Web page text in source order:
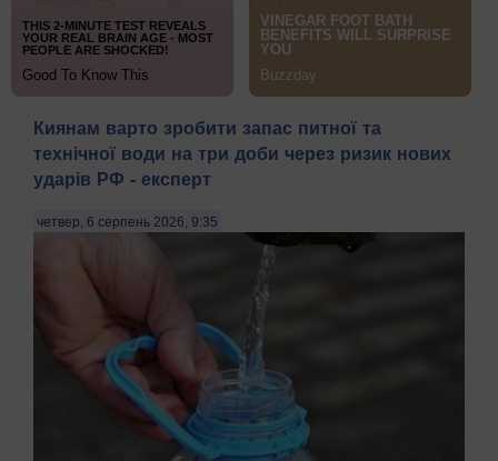
Киянам варто зробити запас питної та
технічної води на три доби через ризик нових
ударів РФ - експерт
четвер, 6 серпень 2026, 9:35